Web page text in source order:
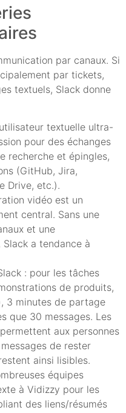
par canaux. Si
par tickets,
textuels, Slack donne
textuelle ultra-
pour des échanges
recherche et épingles,
(GitHub, Jira,
Drive, etc.).
vidéo est un
central. Sans une
et une
a tendance à
: pour les tâches
de produits,
3 minutes de partage
que 30 messages. Les
aux personnes
de rester
ainsi lisibles.
équipes
à Vidizzy pour les
des liens/résumés